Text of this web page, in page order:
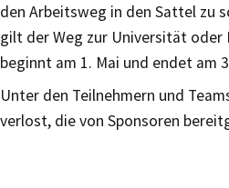
den Arbeitsweg in den Sattel zu
gilt der Weg zur Universität oder
beginnt am 1. Mai und endet am
Unter den Teilnehmern und
verlost, die von Sponsoren